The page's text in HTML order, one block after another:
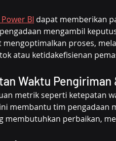
BI dapat memberikan
mengambil
proses,
atau ketidakefisienan
Waktu Pengiriman
metrik seperti ketepatan
membantu tim pengadaan
membutuhkan perbaikan,